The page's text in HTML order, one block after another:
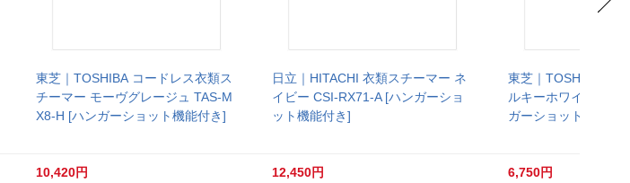
東芝｜TOSHIBA コードレス衣類ス
チーマー モーヴグレージュ TAS-M
X8-H [ハンガーショット機能付き]
10,420円
日立｜HITACHI 衣類スチーマー ネ
イビー CSI-RX71-A [ハンガーショ
ット機能付き]
12,450円
東芝｜TOSHIBA 衣
ルキーホワイト
ガーショット機能付
6,750円